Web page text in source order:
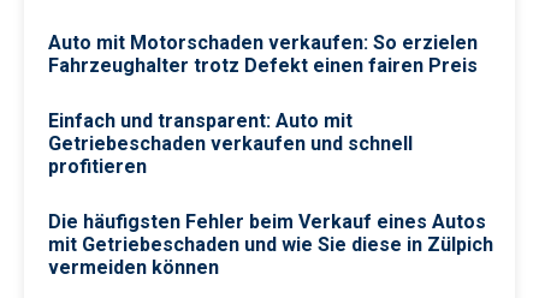
Auto mit Motorschaden verkaufen: So erzielen
Fahrzeughalter trotz Defekt einen fairen Preis
Einfach und transparent: Auto mit
Getriebeschaden verkaufen und schnell
profitieren
Die häufigsten Fehler beim Verkauf eines Autos
mit Getriebeschaden und wie Sie diese in Zülpich
vermeiden können